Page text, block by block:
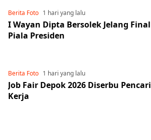
Berita Foto 1 hari yang lalu
I Wayan Dipta Bersolek Jelang Final
Piala Presiden
Berita Foto 1 hari yang lalu
Job Fair Depok 2026 Diserbu Pencari
Kerja